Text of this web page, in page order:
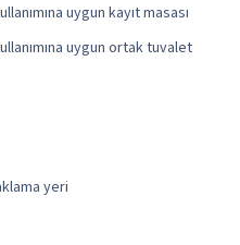
uygun kayıt masası
uygun ortak tuvalet
yeri